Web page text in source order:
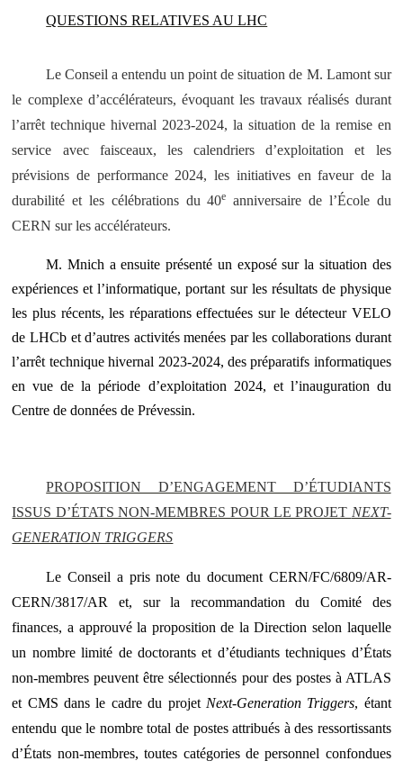
QUESTIONS RELATIVES AU LHC
Le Conseil a entendu un point de situation de M. Lamont sur
le complexe d’accélérateurs, évoquant les travaux réalisés durant
l’arrêt technique hivernal 2023-2024, la situation de la remise en
service avec faisceaux, les calendriers d’exploitation et les
prévisions de performance 2024, les initiatives en faveur de la
durabilité et les célébrations du 40e anniversaire de l’École du
CERN sur les accélérateurs.
M. Mnich a ensuite présenté un exposé sur la situation des
expériences et l’informatique, portant sur les résultats de physique
les plus récents, les réparations effectuées sur le détecteur VELO
de LHCb et d’autres activités menées par les collaborations durant
l’arrêt technique hivernal 2023-2024, des préparatifs informatiques
en vue de la période d’exploitation 2024, et l’inauguration du
Centre de données de Prévessin.
PROPOSITION D’ENGAGEMENT D’ÉTUDIANTS
ISSUS D’ÉTATS NON-MEMBRES POUR LE PROJET NEXT-
GENERATION TRIGGERS
Le Conseil a pris note du document CERN/FC/6809/AR-
CERN/3817/AR et, sur la recommandation du Comité des
finances, a approuvé la proposition de la Direction selon laquelle
un nombre limité de doctorants et d’étudiants techniques d’États
non-membres peuvent être sélectionnés pour des postes à ATLAS
et CMS dans le cadre du projet Next-Generation Triggers, étant
entendu que le nombre total de postes attribués à des ressortissants
d’États non-membres, toutes catégories de personnel confondues